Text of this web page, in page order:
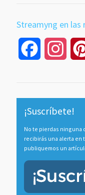
Streamyng en las
Facebook
¡Suscríbete!
No te pierdas ninguna
recibirás una alerta en
publiquemos un